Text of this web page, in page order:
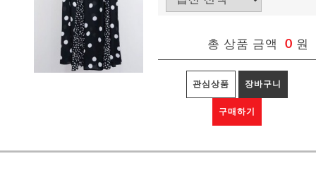
총 상품 금액 0 원
관심상품 장바구니
구매하기